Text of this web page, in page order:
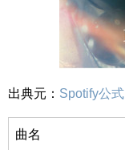
出典元： Spotify公式
曲名